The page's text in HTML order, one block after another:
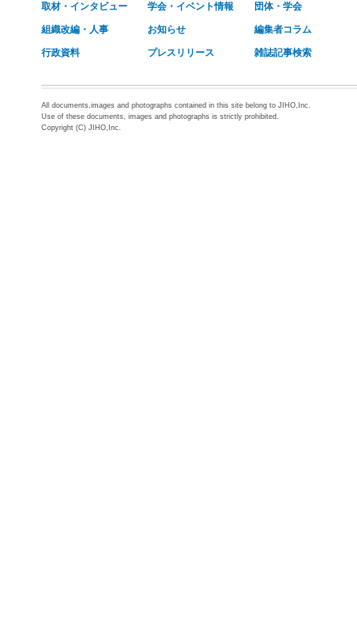
取材・インタビュー 学会・イベント情報 団体・学会
組織改編・人事 お知らせ 編集者コラム
行政資料 プレスリリース 雑誌記事検索
All documents,images and photographs contained in this site belong to JIHO,Inc.
Use of these documents, images and photographs is strictly prohibited.
Copyright (C) JIHO,Inc.